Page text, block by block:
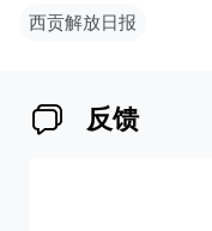
西贡解放日报
反馈